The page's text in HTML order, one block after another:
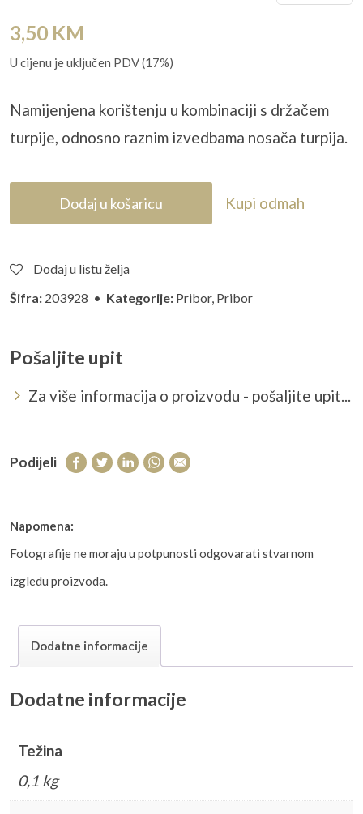
3,50 KM
U cijenu je uključen PDV (17%)
Namijenjena korištenju u kombinaciji s držačem
turpije, odnosno raznim izvedbama nosača turpija.
Dodaj u košaricu Kupi odmah
Dodaj u listu želja
Šifra: 203928 • Kategorije: Pribor, Pribor
Pošaljite upit
Za više informacija o proizvodu - pošaljite upit...
Podijeli
Napomena:
Fotografije ne moraju u potpunosti odgovarati stvarnom
izgledu proizvoda.
Dodatne informacije
Dodatne informacije
Težina
0,1 kg